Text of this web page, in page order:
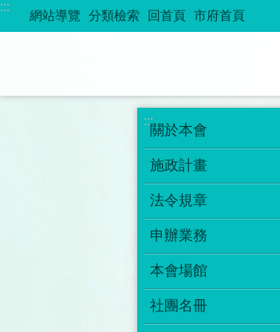
跳到主要內容區塊
:::
網站導覽 分類檢索 回首頁 市府首頁
:::
關於本會
施政計畫
法令規章
申辦業務
本會場館
社團名冊